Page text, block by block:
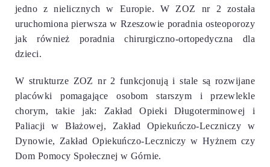
jedno z nielicznych w Europie.W ZOZ nr 2 została
uruchomiona pierwsza w Rzeszowie poradnia osteoporozy
jak również poradnia chirurgiczno-ortopedyczna dla
dzieci.
W strukturze ZOZ nr 2 funkcjonują i stale są rozwijane
placówki pomagające osobom starszym i przewlekle
chorym, takie jak: Zakład Opieki Długoterminowej i
Paliacji w Błażowej, Zakład Opiekuńczo-Leczniczy w
Dynowie, Zakład Opiekuńczo-Leczniczy w Hyżnem czy
Dom Pomocy Społecznej w Górnie.